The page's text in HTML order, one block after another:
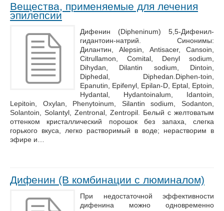
Вещества, применяемые для лечения
эпилепсии
Дифенин (Dipheninum) 5,5-Дифенил-
гидантоин-натрий. Синонимы:
Дилантин, Alepsin, Antisacer, Cansoin,
Citrullamon, Comital, Denyl sodium,
Dihydan, Dilantin sodium, Dintoin,
Diphedal, Diphedan.Diphen-toin,
Epanutin, Epifenyl, Epilan-D, Eptal, Eptoin,
Hydantal, Hydantoinalum, Idantoin,
Lepitoin, Oxylan, Phenytoinum, Silantin sodium, Sodanton,
Solantoin, Solantyl, Zentronal, Zentropil. Белый с желтоватым
оттенком кристаллический порошок без запаха, слегка
горького вкуса, легко растворимый в воде; нерастворим в
эфире и…
Дифенин (В комбинации с люминалом)
При недостаточной эффективности
дифенина можно одновременно